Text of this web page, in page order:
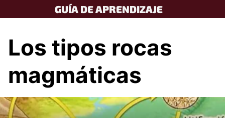
to
GUÍA DE APRENDIZAJE
Los tipos rocas
magmáticas